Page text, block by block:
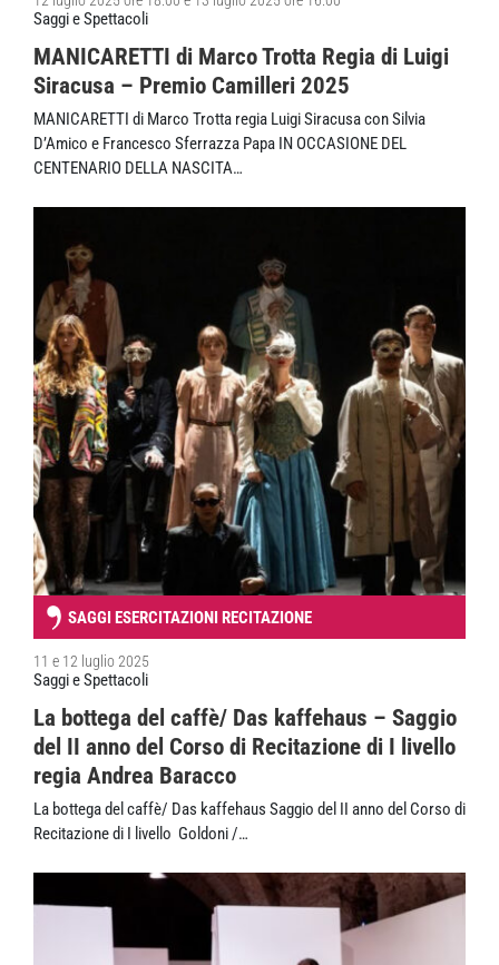
Saggi e Spettacoli
MANICARETTI di Marco Trotta Regia di Luigi
Siracusa – Premio Camilleri 2025
MANICARETTI di Marco Trotta regia Luigi Siracusa con Silvia
D’Amico e Francesco Sferrazza Papa IN OCCASIONE DEL
CENTENARIO DELLA NASCITA…
SAGGI ESERCITAZIONI RECITAZIONE
11 e 12 luglio 2025
Saggi e Spettacoli
La bottega del caffè/ Das kaffehaus – Saggio
del II anno del Corso di Recitazione di I livello
‍regia Andrea Baracco
La bottega del caffè/ Das kaffehaus Saggio del II anno del Corso di
Recitazione di I livello ‍ Goldoni /…